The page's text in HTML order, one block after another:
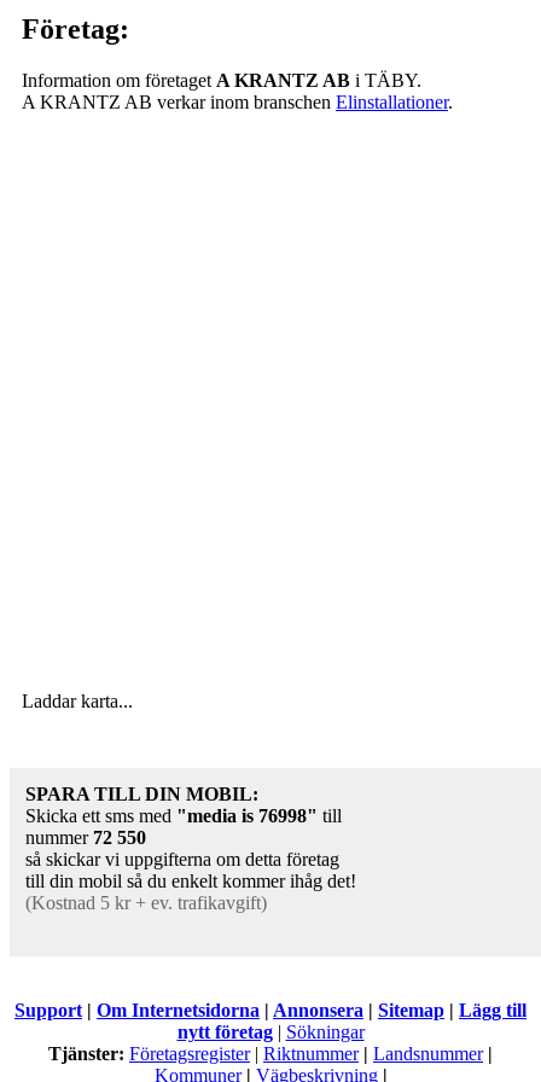
Företag:
Information om företaget A KRANTZ AB i TÄBY.
A KRANTZ AB verkar inom branschen Elinstallationer.
Laddar karta...
SPARA TILL DIN MOBIL:
Skicka ett sms med "media is 76998" till
nummer72 550
så skickar vi uppgifterna om detta företag
till din mobil så du enkelt kommer ihåg det!
(Kostnad 5 kr + ev. trafikavgift)
Support| Om Internetsidorna | Annonsera | Sitemap | Lägg till
nytt företag| Sökningar
Tjänster: Företagsregister | Riktnummer | Landsnummer |
Kommuner | Vägbeskrivning |